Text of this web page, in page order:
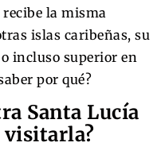
la misma
islas caribeñas, su
incluso superior en
por qué?
Santa Lucía
visitarla?